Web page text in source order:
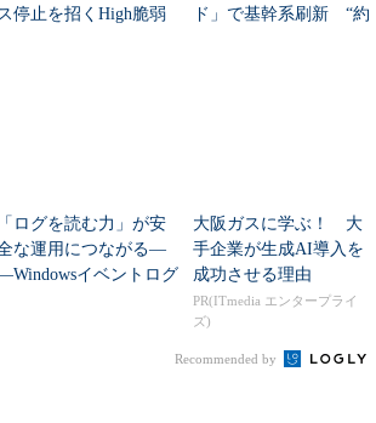
オーバーポリシーに加えて、データベ
オーバーさせるように設定できます
（Transact-SQL）（Microsoft Developer Network）
停止を招くHigh脆弱
ド」で基幹系刷新 “約
「ログを読む力」が安
な運用につながる―
イベントログ
大阪ガスに学ぶ！ 大
手企業が生成AI導入を
成功させる理由
PR(ITmedia エンタープライ
ズ)
Recommended by